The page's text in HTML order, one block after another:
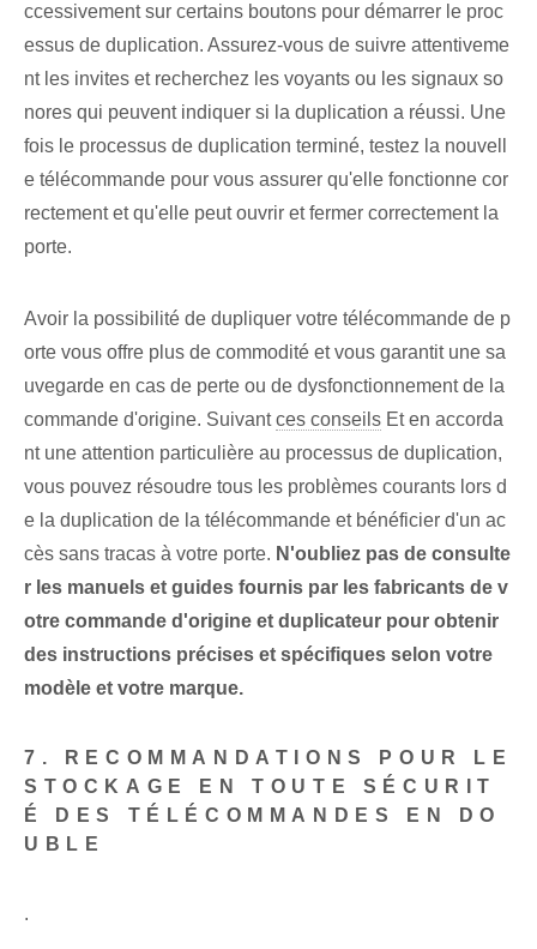
ccessivement sur certains boutons pour démarrer le proc
essus de duplication. ‌Assurez-vous de suivre attentiveme
nt les‌ invites et recherchez les voyants⁤ ou les signaux so
nores qui peuvent indiquer⁢ si la duplication a réussi. Une
fois le processus de duplication terminé, testez la nouvell
e télécommande pour vous assurer qu'elle fonctionne cor
rectement et qu'elle peut ouvrir et fermer correctement la
porte.
Avoir la possibilité de dupliquer votre télécommande de p
orte vous offre plus de commodité et vous garantit une sa
uvegarde en cas de perte ou de dysfonctionnement de la
commande d'origine. Suivantces conseils Et en accorda
nt une attention particulière au processus de duplication,
vous pouvez résoudre tous les problèmes courants lors d
e la duplication de la télécommande et bénéficier d'un ac
cès sans tracas à votre porte. N'oubliez pas de consulte
r les manuels et guides fournis par les fabricants de v
otre commande d'origine et duplicateur pour obtenir
des instructions précises et spécifiques selon votre
modèle et votre marque.
7. RECOMMANDATIONS POUR LE
STOCKAGE EN TOUTE SÉCURIT
É DES TÉLÉCOMMANDES EN DO
UBLE
.